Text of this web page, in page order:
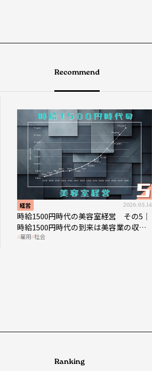
Recommend
経営 2026.05.14
時給1500円時代の美容室経営 その5｜
時給1500円時代の到来は美容業の収益
構造を見直す契機
雇用 社会
Ranking